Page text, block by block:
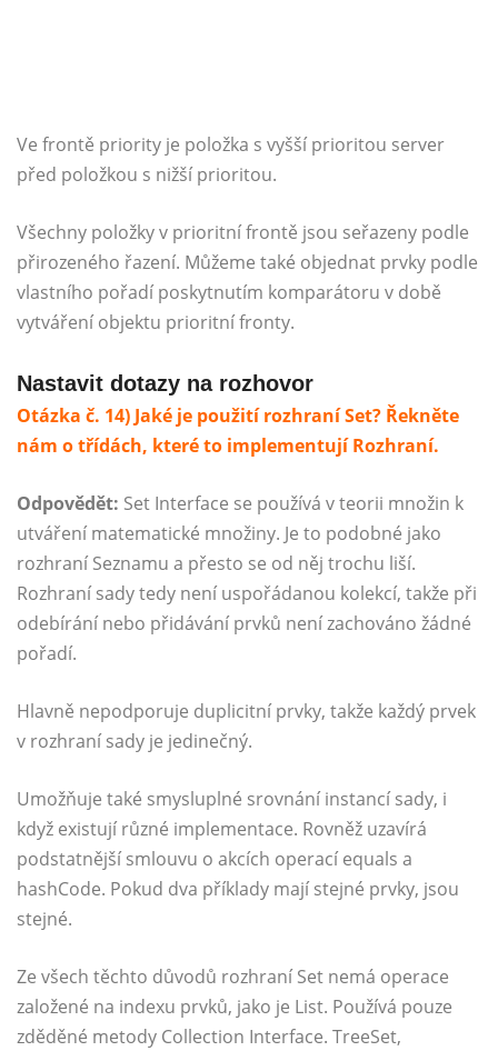
Ve frontě priority je položka s vyšší prioritou server
před položkou s nižší prioritou.
Všechny položky v prioritní frontě jsou seřazeny podle
přirozeného řazení. Můžeme také objednat prvky podle
vlastního pořadí poskytnutím komparátoru v době
vytváření objektu prioritní fronty.
Nastavit dotazy na rozhovor
Otázka č. 14) Jaké je použití rozhraní Set? Řekněte
nám o třídách, které to implementují Rozhraní.
Odpovědět: Set Interface se používá v teorii množin k
utváření matematické množiny. Je to podobné jako
rozhraní Seznamu a přesto se od něj trochu liší.
Rozhraní sady tedy není uspořádanou kolekcí, takže při
odebírání nebo přidávání prvků není zachováno žádné
pořadí.
Hlavně nepodporuje duplicitní prvky, takže každý prvek
v rozhraní sady je jedinečný.
Umožňuje také smysluplné srovnání instancí sady, i
když existují různé implementace. Rovněž uzavírá
podstatnější smlouvu o akcích operací equals a
hashCode. Pokud dva příklady mají stejné prvky, jsou
stejné.
Ze všech těchto důvodů rozhraní Set nemá operace
založené na indexu prvků, jako je List. Používá pouze
zděděné metody Collection Interface. TreeSet,